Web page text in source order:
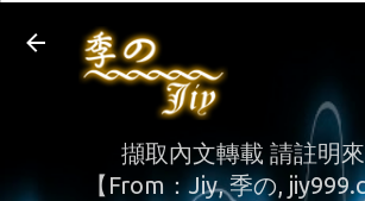
擷取內文轉載 請註明來
【From：Jiy, 季の,